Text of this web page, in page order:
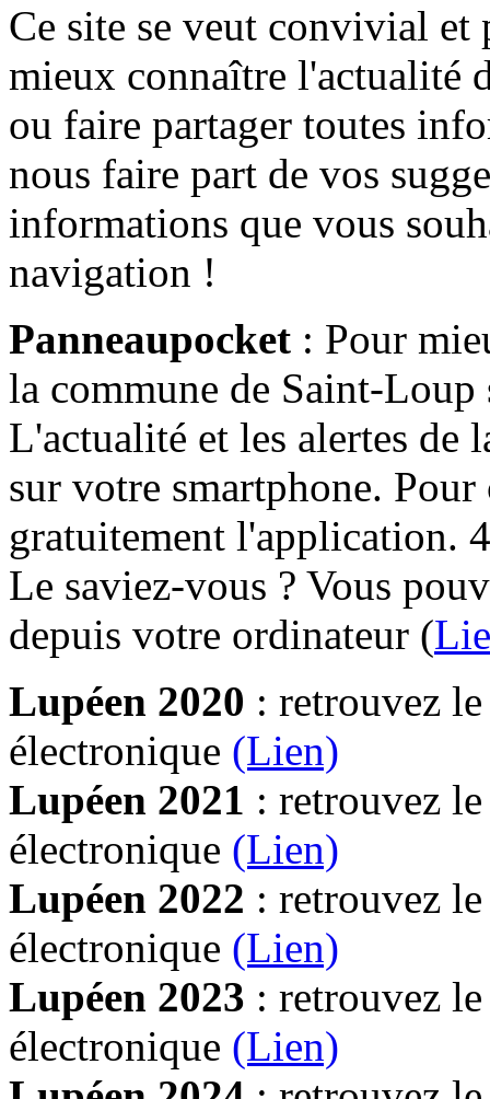
Ce site se veut convivial et
mieux connaître l'actualité
ou faire partager toutes
nous faire part de vos
informations que vous
navigation !
Panneaupocket : Pour
la commune de Saint-Loup
L'actualité et les alertes de
sur votre smartphone.
gratuitement l'application.
Le saviez-vous ? Vous
depuis votre ordinateur (
Lupéen 2020 : retrouvez
électronique (Lien)
Lupéen 2021 : retrouvez
électronique (Lien)
Lupéen 2022 : retrouvez
électronique (Lien)
Lupéen 2023 : retrouvez
électronique (Lien)